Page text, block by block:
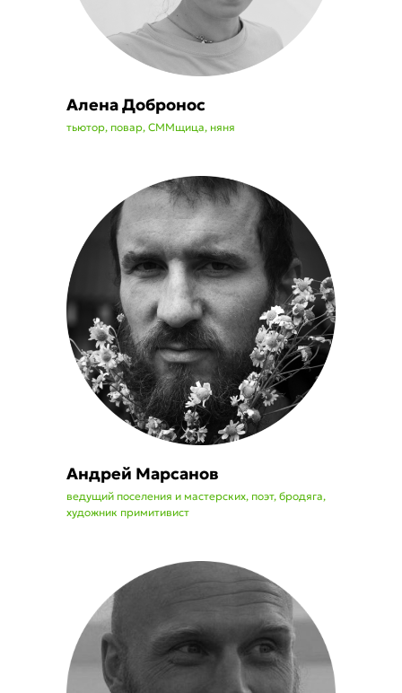
Алена Добронос
тьютор, повар, СММщица, няня
Андрей Марсанов
ведущий поселения и мастерских, поэт, бродяга,
художник примитивист